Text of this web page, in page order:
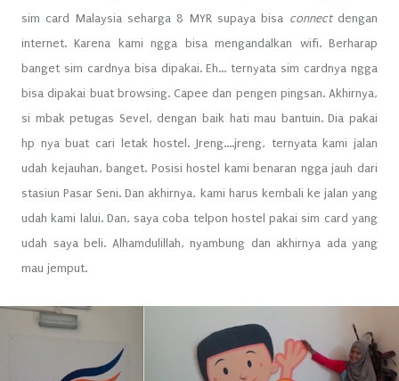
sim card Malaysia seharga 8 MYR supaya bisa connectdengan
internet. Karena kami ngga bisa mengandalkan wifi. Berharap
banget sim cardnya bisa dipakai. Eh... ternyata sim cardnya ngga
bisa dipakai buat browsing. Capee dan pengen pingsan. Akhirnya,
si mbak petugas Sevel, dengan baik hati mau bantuin. Dia pakai
hp nya buat cari letak hostel. Jreng....jreng, ternyata kami jalan
udah kejauhan, banget. Posisi hostel kami benaran ngga jauh dari
stasiun Pasar Seni. Dan akhirnya, kami harus kembali ke jalan yang
udah kami lalui. Dan, saya coba telpon hostel pakai sim card yang
udah saya beli. Alhamdulillah, nyambung dan akhirnya ada yang
mau jemput.